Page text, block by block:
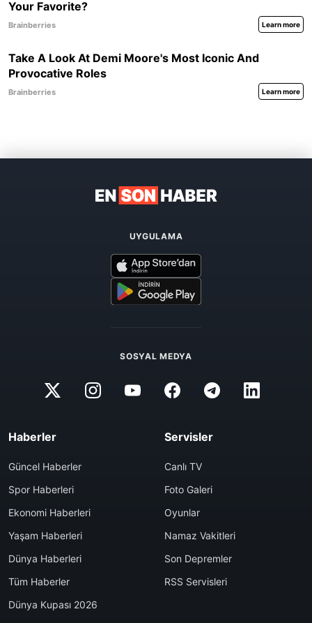
UYGULAMA
SOSYAL MEDYA
Haberler
Güncel Haberler
Spor Haberleri
Ekonomi Haberleri
Yaşam Haberleri
Dünya Haberleri
Tüm Haberler
Dünya Kupası 2026
Servisler
Canlı TV
Foto Galeri
Oyunlar
Namaz Vakitleri
Son Depremler
RSS Servisleri